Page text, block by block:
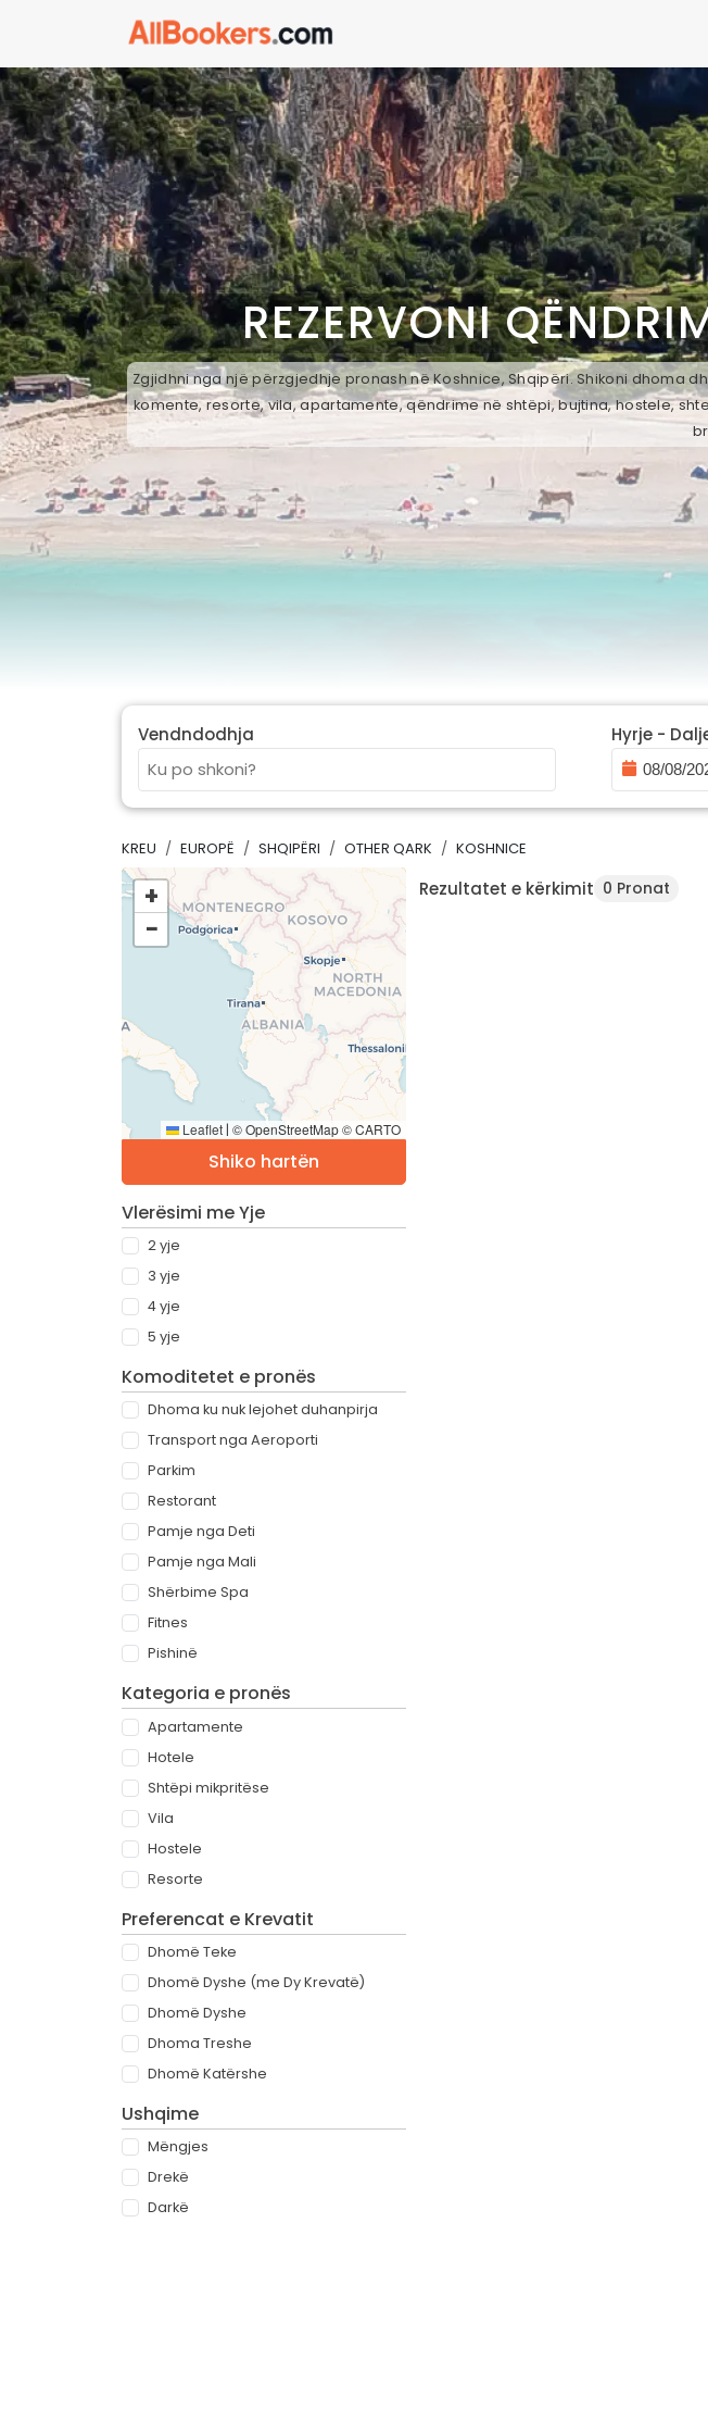
REZERVONI
Zgjidhni nga një përzgjedhje pronash në Koshnice, Shqipëri. Shikoni dhoma
komente, resorte, vila, apartamente, qëndrime në shtëpi, bujtina, hostele,
Vendndodhja Hyrje -
KREU EUROPË SHQIPËRI OTHER QARK KOSHNICE
+
−
Leaflet | © OpenStreetMap © CARTO
Shiko hartën
Vlerësimi me Yje
2 yje
3 yje
4 yje
5 yje
Komoditetet e pronës
Dhoma ku nuk lejohet duhanpirja
Transport nga Aeroporti
Parkim
Restorant
Pamje nga Deti
Pamje nga Mali
Shërbime Spa
Fitnes
Pishinë
Kategoria e pronës
Apartamente
Hotele
Shtëpi mikpritëse
Vila
Hostele
Resorte
Preferencat e Krevatit
Dhomë Teke
Dhomë Dyshe (me Dy Krevatë)
Dhomë Dyshe
Dhoma Treshe
Dhomë Katërshe
Ushqime
Mëngjes
Drekë
Darkë
Rezultatet e kërkimit 0 Pronat